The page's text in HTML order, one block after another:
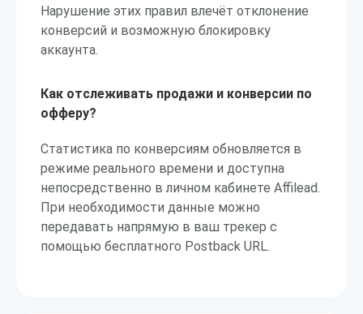
Нарушение этих правил влечёт отклонение
конверсий и возможную блокировку
аккаунта.
Как отслеживать продажи и конверсии по
офферу?
Статистика по конверсиям обновляется в
режиме реального времени и доступна
непосредственно в личном кабинете Affilead.
При необходимости данные можно
передавать напрямую в ваш трекер с
помощью бесплатного Postback URL.